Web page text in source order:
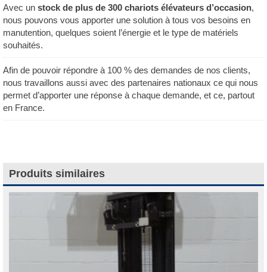
Avec un stock de plus de 300 chariots élévateurs d’occasion,
nous pouvons vous apporter une solution à tous vos besoins en
manutention, quelques soient l’énergie et le type de matériels
souhaités.
Afin de pouvoir répondre à 100 % des demandes de nos clients,
nous travaillons aussi avec des partenaires nationaux ce qui nous
permet d’apporter une réponse à chaque demande, et ce, partout
en France.
Produits similaires